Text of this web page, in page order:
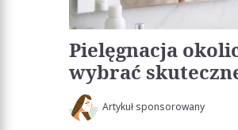
Pielęgnacja
wybrać
Artykuł sponsorowany